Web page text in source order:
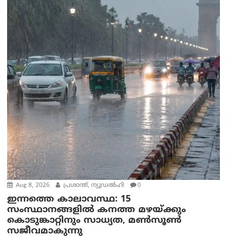
Aug 8, 2026 പ്രശാന്ത്, ന്യൂഡല്‍ഹി 0
ഇന്നത്തെ കാലാവസ്ഥ: 15
സംസ്ഥാനങ്ങളിൽ കനത്ത മഴയ്ക്കും
കൊടുങ്കാറ്റിനും സാധ്യത, മൺസൂൺ
സജീവമാകുന്നു